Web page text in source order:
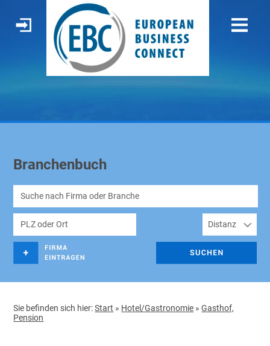
Branchenbuch
Sie befinden sich hier:Start » Hotel/Gastronomie »Gasthof,
Pension